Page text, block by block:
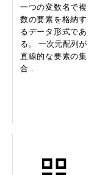
一つの変数名で複
数の要素を格納す
るデータ形式であ
る。 一次元配列が
直線的な要素の集
合...